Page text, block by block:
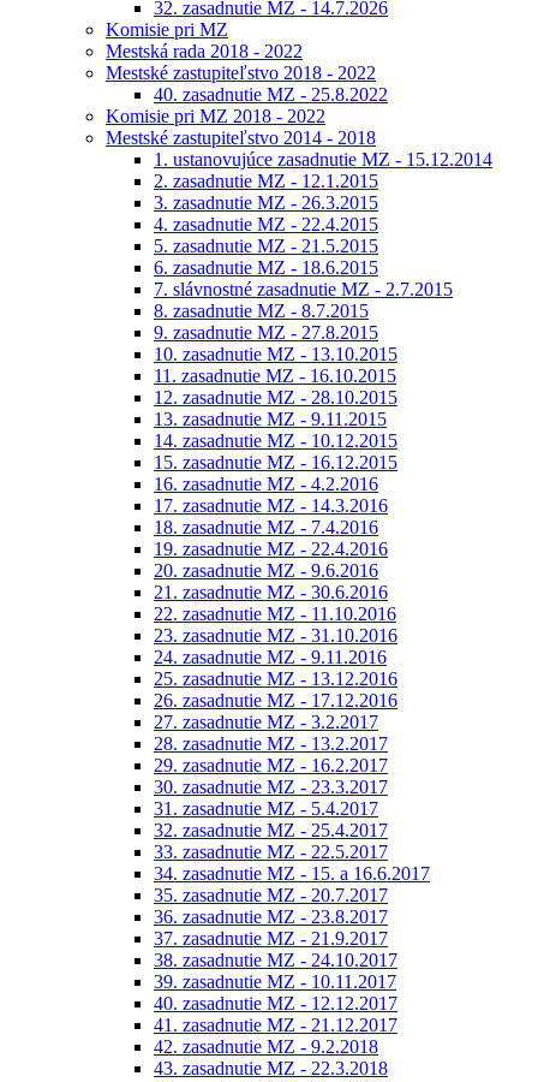
32. zasadnutie MZ - 14.7.2026
Komisie pri MZ
Mestská rada 2018 - 2022
Mestské zastupiteľstvo 2018 - 2022
40. zasadnutie MZ - 25.8.2022
Komisie pri MZ 2018 - 2022
Mestské zastupiteľstvo 2014 - 2018
1. ustanovujúce zasadnutie MZ - 15.12.2014
2. zasadnutie MZ - 12.1.2015
3. zasadnutie MZ - 26.3.2015
4. zasadnutie MZ - 22.4.2015
5. zasadnutie MZ - 21.5.2015
6. zasadnutie MZ - 18.6.2015
7. slávnostné zasadnutie MZ - 2.7.2015
8. zasadnutie MZ - 8.7.2015
9. zasadnutie MZ - 27.8.2015
10. zasadnutie MZ - 13.10.2015
11. zasadnutie MZ - 16.10.2015
12. zasadnutie MZ - 28.10.2015
13. zasadnutie MZ - 9.11.2015
14. zasadnutie MZ - 10.12.2015
15. zasadnutie MZ - 16.12.2015
16. zasadnutie MZ - 4.2.2016
17. zasadnutie MZ - 14.3.2016
18. zasadnutie MZ - 7.4.2016
19. zasadnutie MZ - 22.4.2016
20. zasadnutie MZ - 9.6.2016
21. zasadnutie MZ - 30.6.2016
22. zasadnutie MZ - 11.10.2016
23. zasadnutie MZ - 31.10.2016
24. zasadnutie MZ - 9.11.2016
25. zasadnutie MZ - 13.12.2016
26. zasadnutie MZ - 17.12.2016
27. zasadnutie MZ - 3.2.2017
28. zasadnutie MZ - 13.2.2017
29. zasadnutie MZ - 16.2.2017
30. zasadnutie MZ - 23.3.2017
31. zasadnutie MZ - 5.4.2017
32. zasadnutie MZ - 25.4.2017
33. zasadnutie MZ - 22.5.2017
34. zasadnutie MZ - 15. a 16.6.2017
35. zasadnutie MZ - 20.7.2017
36. zasadnutie MZ - 23.8.2017
37. zasadnutie MZ - 21.9.2017
38. zasadnutie MZ - 24.10.2017
39. zasadnutie MZ - 10.11.2017
40. zasadnutie MZ - 12.12.2017
41. zasadnutie MZ - 21.12.2017
42. zasadnutie MZ - 9.2.2018
43. zasadnutie MZ - 22.3.2018